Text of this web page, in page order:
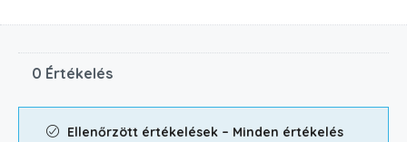
0 Értékelés
Ellenőrzött értékelések – Minden értékelés